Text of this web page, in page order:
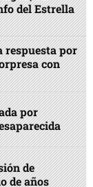
del Estrella
respuesta por
con
por
de
de años